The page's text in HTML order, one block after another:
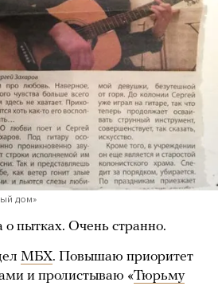
дом»
пытках. Очень странно.
МБХ. Повышаю приоритет
и пролистываю «Тюрьму